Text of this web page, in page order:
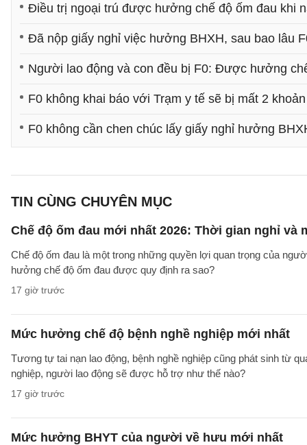
Điều trị ngoại trú được hưởng chế độ ốm đau khi
Đã nộp giấy nghỉ việc hưởng BHXH, sau bao lâu
Người lao động và con đều bị F0: Được hưởng
F0 không khai báo với Trạm y tế sẽ bị mất 2
F0 không cần chen chúc lấy giấy nghỉ hưởng
TIN CÙNG CHUYÊN MỤC
Chế độ ốm đau mới nhất 2026: Thời gian nghỉ và
Chế độ ốm đau là một trong những quyền lợi quan trọng của
hưởng chế độ ốm đau được quy định ra sao?
17 giờ trước
Mức hưởng chế độ bệnh nghề nghiệp mới nhất
Tương tự tai nạn lao động, bệnh nghề nghiệp cũng phát sinh từ
nghiệp, người lao động sẽ được hỗ trợ như thế nào?
17 giờ trước
Mức hưởng BHYT của người về hưu mới nhất